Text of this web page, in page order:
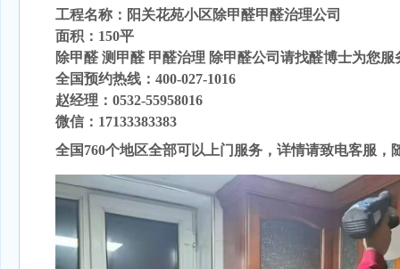
工程名称：阳关花苑小区除甲醛甲醛治理公司
面积：150平
除甲醛 测甲醛 甲醛治理 除甲醛公司请找醛博士为您服
全国预约热线：400-027-1016
赵经理：0532-55958016
微信：17133383383
全国760个地区全部可以上门服务，详情请致电客服，